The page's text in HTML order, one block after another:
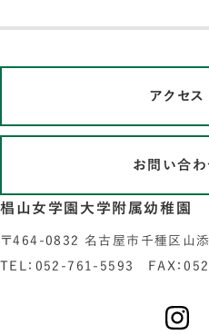
アクセス
お問い合わ
椙山女学園大学附属幼稚園
〒464-0832 名古屋市千種区山
TEL：052-761-5593 FAX：